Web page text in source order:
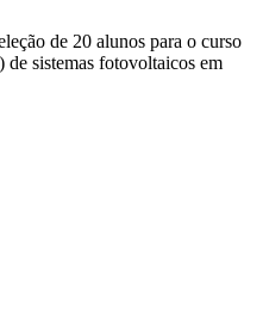
de 20 alunos para o curso
sistemas fotovoltaicos em